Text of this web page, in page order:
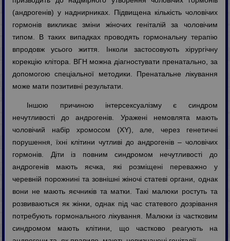
(андрогенів) у наднирниках. Підвищена кількість чоловічих
гормонів викликає зміни жіночих геніталій за чоловічим
типом. В таких випадках проводять гормональну терапію
впродовж усього життя. Інколи застосовують хірургічну
корекцію клітора. ВГН можна діагностувати пренатально, за
допомогою спеціальної методики. Пренатальне лікування
може мати позитивні результати.
Іншою причиною інтерсексуалізму є синдром
нечутливості до андрогенів. Уражені немовлята мають
чоловічий набір хромосом (XY), але, через генетичні
порушення, їхні клітини чутливі до андрогенів – чоловічих
гормонів. Діти із повним синдромом нечутливості до
андрогенів мають яєчка, які розміщені переважно у
черевній порожнині та зовнішні жіночі статеві органи, однак
вони не мають яєчників та матки. Такі малюки ростуть та
розвиваються як жінки, однак під час статевого дозрівання
потребують гормонального лікування. Малюки із частковим
синдромом мають клітини, що частково реагують на